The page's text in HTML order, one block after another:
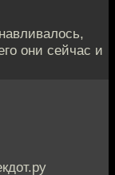
они сейчас и